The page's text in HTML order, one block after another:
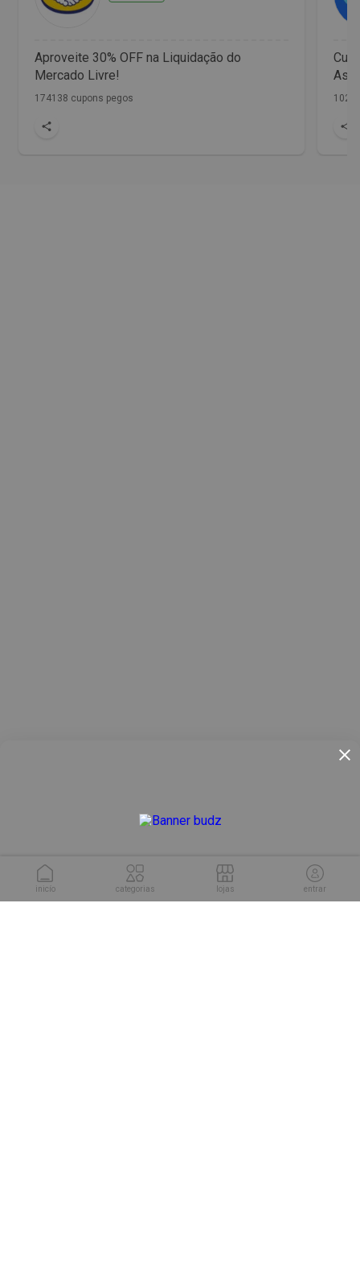
inicío categorias lojas entrar
Aproveite 30% OFF na Liquidação do
Mercado Livre!
174138 cupons pegos 1029